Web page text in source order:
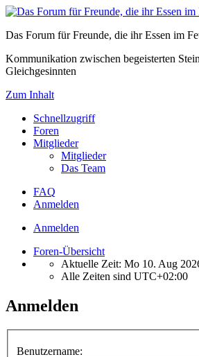
Das Forum für Freunde, die ihr Essen im
Kommunikation zwischen begeisterten
Gleichgesinnten
Zum Inhalt
Schnellzugriff
Foren
Mitglieder
Mitglieder
Das Team
FAQ
Anmelden
Anmelden
Foren-Übersicht
Aktuelle Zeit: Mo 10. Aug
Alle Zeiten sind UTC+02:00
Anmelden
Benutzername: